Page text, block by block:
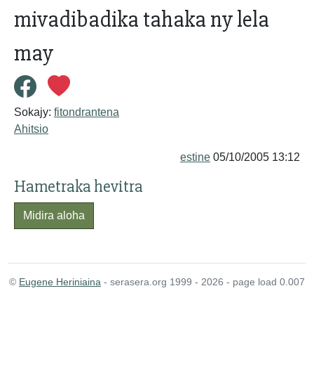
mivadibadika tahaka ny lela
may
Sokajy: fitondrantena
Ahitsio
estine 05/10/2005 13:12
Hametraka hevitra
Midira aloha
© Eugene Heriniaina - serasera.org 1999 - 2026 - page load 0.007